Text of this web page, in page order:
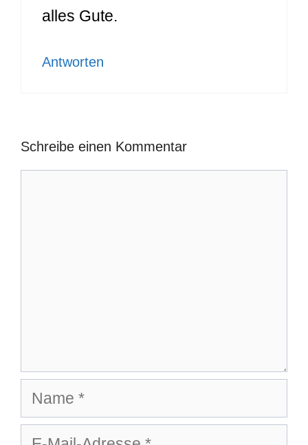
alles Gute.
Antworten
Schreibe einen Kommentar
Name
E-